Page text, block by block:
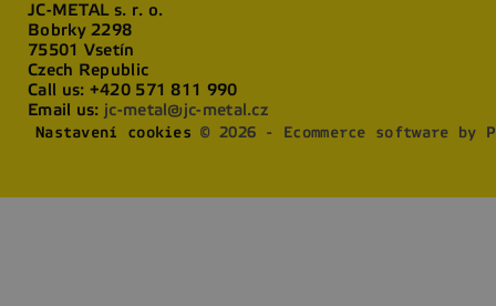
JC-METAL s. r. o.
Bobrky 2298
75501 Vsetín
Czech Republic
Call us: +420 571 811 990
Email us: jc-metal@jc-metal.cz
Nastavení cookies © 2026 - Ecommerce software by